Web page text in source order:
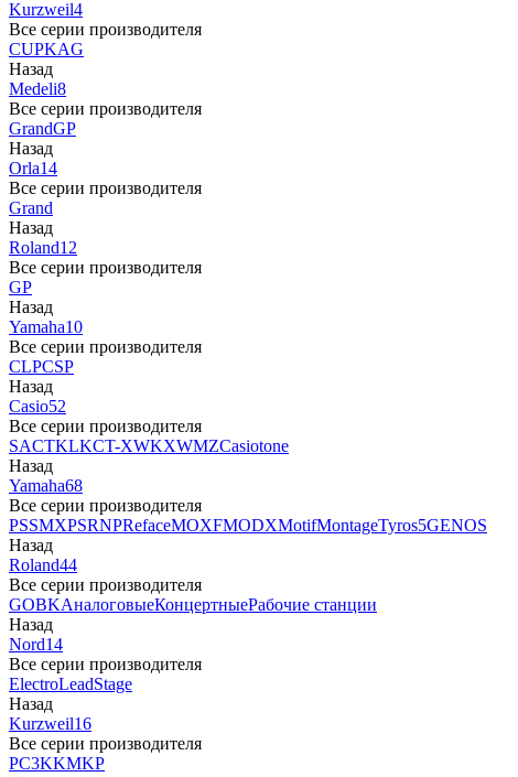
Kurzweil4
Все серии производителя
CUPKAG
Назад
Medeli8
Все серии производителя
GrandGP
Назад
Orla14
Все серии производителя
Grand
Назад
Roland12
Все серии производителя
GP
Назад
Yamaha10
Все серии производителя
CLPCSP
Назад
Casio52
Все серии производителя
SACTKLKCT-XWKXWMZCasiotone
Назад
Yamaha68
Все серии производителя
PSSMXPSRNPRefaceMOXFMODXMotifMontageTyros5GENOS
Назад
Roland44
Все серии производителя
GOBKАналоговыеКонцертныеРабочие станции
Назад
Nord14
Все серии производителя
ElectroLeadStage
Назад
Kurzweil16
Все серии производителя
PC3KKMKP